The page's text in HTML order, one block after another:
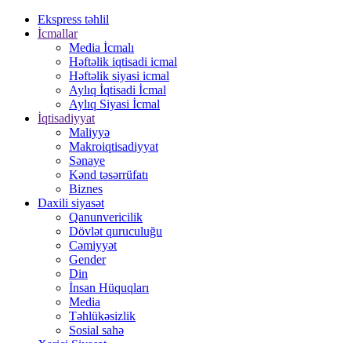
Ekspress təhlil
İcmallar
Media İcmalı
Həftəlik iqtisadi icmal
Həftəlik siyasi icmal
Aylıq İqtisadi İcmal
Aylıq Siyasi İcmal
İqtisadiyyat
Maliyyə
Makroiqtisadiyyat
Sənaye
Kənd təsərrüfatı
Biznes
Daxili siyasət
Qanunvericilik
Dövlət quruculuğu
Cəmiyyət
Gender
Din
İnsan Hüquqları
Media
Təhlükəsizlik
Sosial sahə